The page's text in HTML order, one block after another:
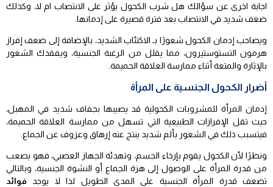
اجابة اخرى عن سؤالك هل شرب الكحول يؤثر على الانتصاب ام لا، وكذلك
ضعف شديد في الانتصاب بعد فترة قصيرة على إدمانها.
ويصاحب إدمان الكحول شعورًا بـ الاكتئاب الشديد، بالإضافة إلى ضعف إفراز
هرمون التستوستيرون، مما يقلل من الرغبة الجنسية، ويفقدك الشعور
بالإثارة والمتعة أثناء ممارسة العلاقة الحميمة.
أضرار الكحول الجنسية على المرأة
إدمان المرأة للمشروبات الكحولية قد يصيبها بجفاف شديد في المهبل،
حيث تقل الإفرازات الطبيعية التي تسهل من ممارسة العلاقة الحميمة،
فيتسبب ذلك في الشعور بألم شديد ينتج عنه إرهاق وعزوف عن الجماع.
ونظرًا لأن الكحول يقوم بإرخاء الجسم، وتهدئة الجهاز العصبي، فهو يصعب
من قدرة المرأة على الوصول إلى هزة الجماع أو النشوة الجنسية، وبالتالي
تضعف قدرة المرأة الجنسية على المدى الطويل لذا لا يوجد فوائد